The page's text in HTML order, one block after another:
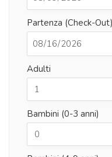
Partenza (Check-Out)
Adulti
Bambini (0-3 anni)